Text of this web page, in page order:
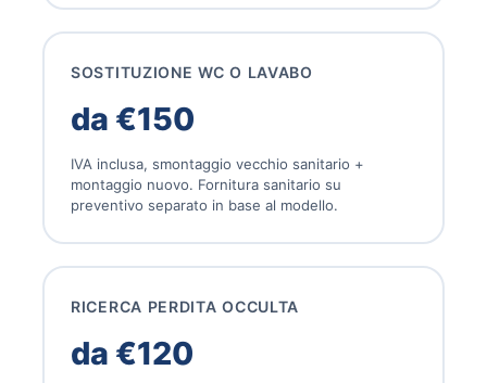
SOSTITUZIONE WC O LAVABO
da €150
IVA inclusa, smontaggio vecchio sanitario +
montaggio nuovo. Fornitura sanitario su
preventivo separato in base al modello.
RICERCA PERDITA OCCULTA
da €120